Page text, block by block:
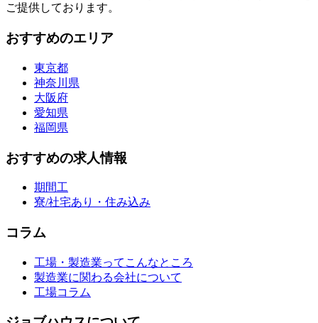
ご提供しております。
おすすめのエリア
東京都
神奈川県
大阪府
愛知県
福岡県
おすすめの求人情報
期間工
寮/社宅あり・住み込み
コラム
工場・製造業ってこんなところ
製造業に関わる会社について
工場コラム